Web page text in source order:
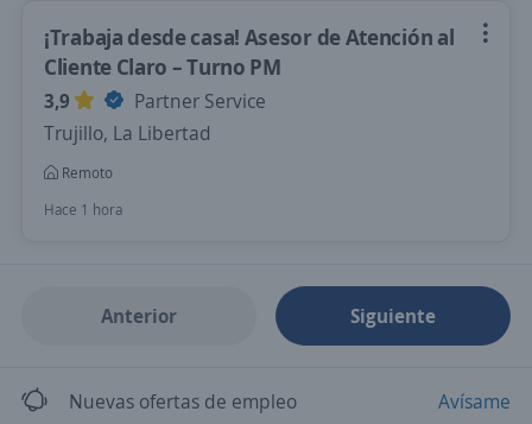
¡Trabaja desde casa! Asesor de Atención al
Cliente Claro – Turno PM
3,9
Partner Service
Trujillo, La Libertad
Remoto
Hace 1 hora
Anterior Siguiente
Nuevas ofertas de empleo Avísame